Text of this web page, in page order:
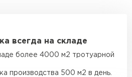
м3
м
м3
м
всегда на складе
более 4000 м2 тротуарной
производства 500 м2 в день.